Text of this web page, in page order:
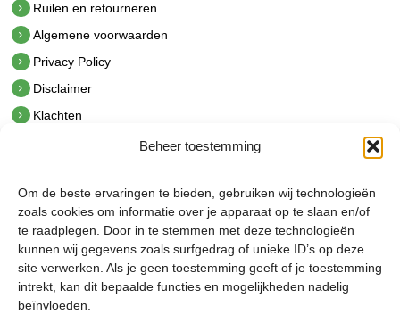
Beheer toestemming
Om de beste ervaringen te bieden, gebruiken wij technologieën
zoals cookies om informatie over je apparaat op te slaan en/of
te raadplegen. Door in te stemmen met deze technologieën
kunnen wij gegevens zoals surfgedrag of unieke ID’s op deze
site verwerken. Als je geen toestemming geeft of je toestemming
intrekt, kan dit bepaalde functies en mogelijkheden nadelig
beïnvloeden.
Ruilen en retourneren
Algemene voorwaarden
Privacy Policy
Disclaimer
Klachten
hetindustriehuis B.V.
De Hoek 1 1601 MR Enkhuizen
t.0228 53 00 40
e.info@hetindustriehuis.com
KVK 51483904
BTW NL850044522B01